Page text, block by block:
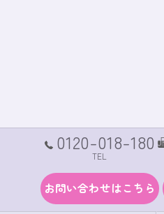
0120-018-180
TEL
お問い合わせはこちら